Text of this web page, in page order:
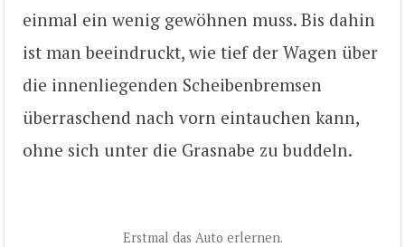
einmal ein wenig gewöhnen muss. Bis dahin
ist man beeindruckt, wie tief der Wagen über
die innenliegenden Scheibenbremsen
überraschend nach vorn eintauchen kann,
ohne sich unter die Grasnabe zu buddeln.
Erstmal das Auto erlernen.